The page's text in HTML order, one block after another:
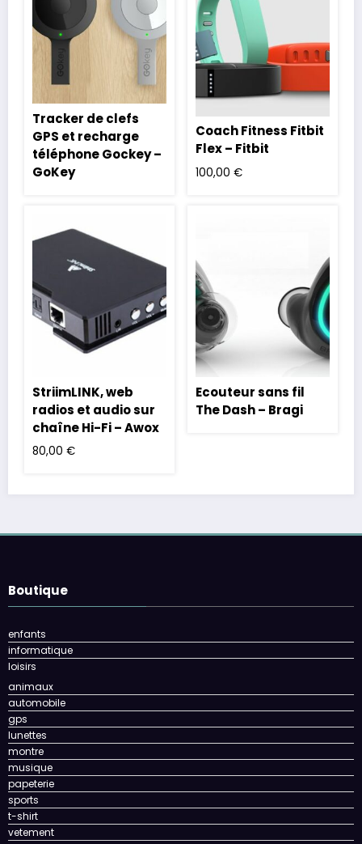
Tracker de clefs
GPS et recharge
téléphone Gockey –
GoKey
Coach Fitness Fitbit
Flex – Fitbit
100,00 €
StriimLINK, web
radios et audio sur
chaîne Hi-Fi – Awox
80,00 €
Ecouteur sans fil
The Dash – Bragi
Boutique
enfants
informatique
loisirs
animaux
automobile
gps
lunettes
montre
musique
papeterie
sports
t-shirt
vetement